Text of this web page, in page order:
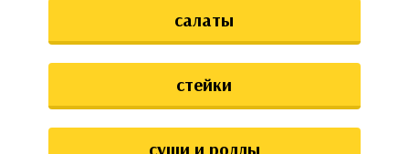
салаты
стейки
суши и роллы